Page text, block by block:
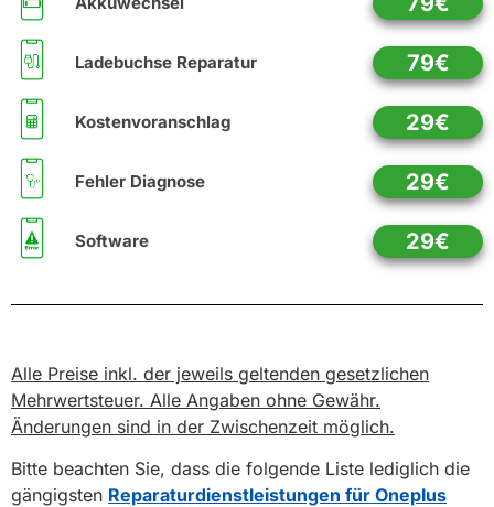
Ladebuchse Reparatur 79€
Kostenvoranschlag 29€
Fehler Diagnose 29€
Software 29€
Alle Preise inkl. der jeweils geltenden gesetzlichen
Mehrwertsteuer. Alle Angaben ohne Gewähr.
Änderungen sind in der Zwischenzeit möglich.
Bitte beachten Sie, dass die folgende Liste lediglich die
gängigsten Reparaturdienstleistungen für Oneplus